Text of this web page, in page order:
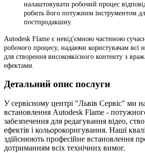
налаштовувати робочий процес
робить його потужним інструментом
постпродакшну.
Autodesk Flame є невід'ємною частиною
робочого процесу, надаючи користувачам всі
для створення високоякісного контенту з
ефектами.
Детальний опис послуги
У сервісному центрі "Львів Сервіс" ми
встановлення Autodesk Flame -
забезпечення для редагування відео,
ефектів і кольорокоригування. Наші
здійснюють професійне встановлення
дотриманням всіх технічних вимог.